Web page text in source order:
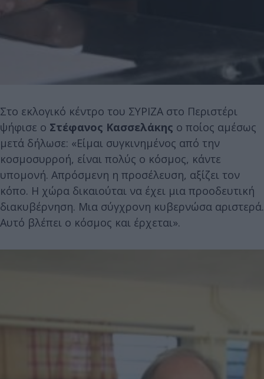
Στο εκλογικό κέντρο του ΣΥΡΙΖΑ στο Περιστέρι
ψήφισε ο Στέφανος Κασσελάκης ο ποίος αμέσως
μετά δήλωσε: «Είμαι συγκινημένος από την
κοσμοσυρροή, είναι πολύς ο κόσμος, κάντε
υπομονή. Απρόσμενη η προσέλευση, αξίζει τον
κόπο. Η χώρα δικαιούται να έχει μια προοδευτική
διακυβέρνηση. Μια σύγχρονη κυβερνώσα αριστερά.
Αυτό βλέπει ο κόσμος και έρχεται».